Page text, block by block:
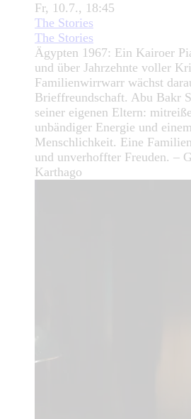
Fr, 10.7., 18:45
The Stories
The Stories
Ägypten 1967: Ein Kairoer
und über Jahrzehnte voller
Familienwirrwarr wächst
Brieffreundschaft. Abu Bakr
seiner eigenen Eltern:
unbändiger Energie und
Menschlichkeit. Eine
und unverhoffter Freuden. –
Karthago